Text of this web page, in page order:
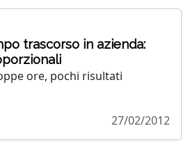
trascorso in azienda:
ore, pochi risultati
27/02/2012